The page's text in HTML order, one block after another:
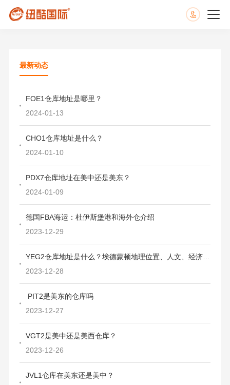
最新动态
FOE1仓库地址是哪里？
2024-01-13
CHO1仓库地址是什么？
2024-01-10
PDX7仓库地址在美中还是美东？
2024-01-09
德国FBA海运：杜伊斯堡港和海外仓介绍
2023-12-29
YEG2仓库地址是什么？埃德蒙顿地理位置、人文、经济、工业、购物习惯和消费习惯
2023-12-28
PIT2是美东的仓库吗
2023-12-27
VGT2是美中还是美西仓库？
2023-12-26
JVL1仓库在美东还是美中？